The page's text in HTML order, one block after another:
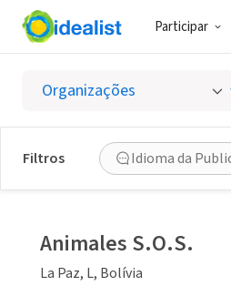
Participar
Filtros Idioma da
Animales S.O.S.
La Paz, L, Bolívia